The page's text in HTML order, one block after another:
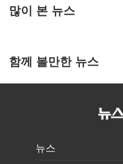
많이 본 뉴스
함께 볼만한 뉴스
뉴스